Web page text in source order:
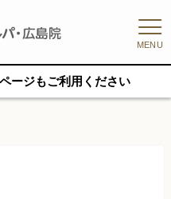
MENU
ージもご利用ください